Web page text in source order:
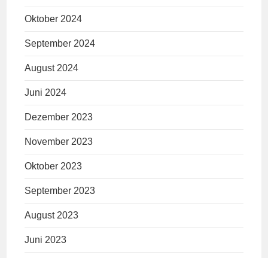
Oktober 2024
September 2024
August 2024
Juni 2024
Dezember 2023
November 2023
Oktober 2023
September 2023
August 2023
Juni 2023